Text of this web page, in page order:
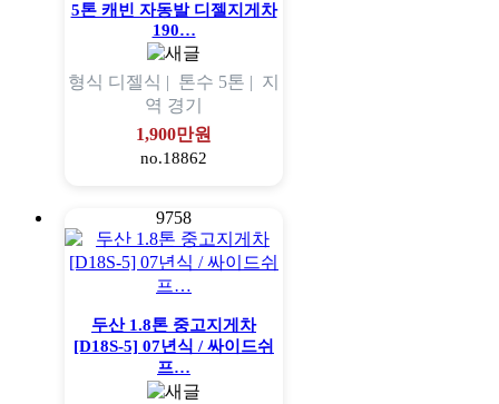
5톤 캐빈 자동발 디젤지게차
190…
형식 디젤식 | 톤수 5톤 | 지
역 경기
1,900만원
no.18862
9758
두산 1.8톤 중고지게차
[D18S-5] 07년식 / 싸이드쉬
프…